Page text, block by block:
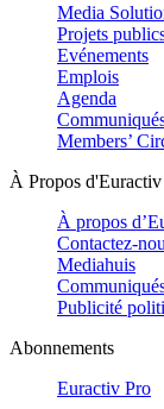
Media
Projets
Evénements
Emplois
Agenda
Members’
À Propos d'Euractiv
À propos
Contactez-
Mediahuis
Publicité
Abonnements
Euractiv Pro